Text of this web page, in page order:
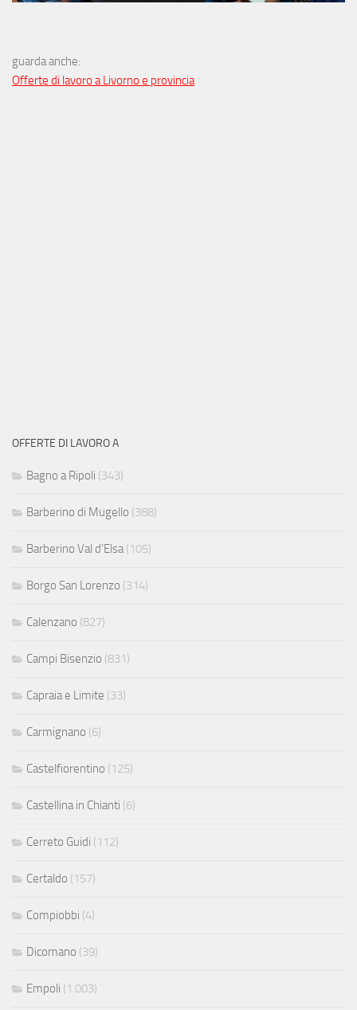
guarda anche:
Offerte di lavoro a Livorno e provincia
OFFERTE DI LAVORO A
Bagno a Ripoli (343)
Barberino di Mugello (388)
Barberino Val d'Elsa(105)
Borgo San Lorenzo (314)
Calenzano (827)
Campi Bisenzio (831)
Capraia e Limite (33)
Carmignano (6)
Castelfiorentino (125)
Castellina in Chianti (6)
Cerreto Guidi (112)
Certaldo (157)
Compiobbi (4)
Dicomano (39)
Empoli (1.003)